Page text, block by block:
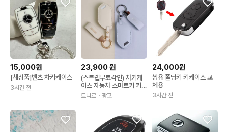
15,000원
[새상품]벤츠 차키케이스
3시간 전
23,900원
(스트랩무료각인) 차키케
이스 자동차 스마트키 커
버 가죽 키홀더 트니르
트니르 ・광고
24,000원
쌍용 폴딩키 키케이스 교
체용
3시간 전